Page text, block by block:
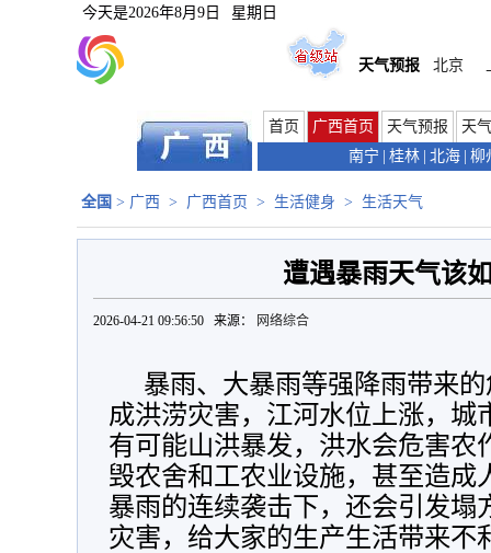
今天是2026年8月9日 星期日
天气预报 北京
首页 广西首页 天气预报
天
南宁
桂林 北海 柳
全国 > 广西 > 广西首页 > 生活健身 > 生活天气
遭遇暴雨天气该
2026-04-21 09:56:50 来源： 网络综合
暴雨、大暴雨等强降雨带来
成洪涝灾害，江河水位上涨，城
有可能山洪暴发，洪水会危害农
毁农舍和工农业设施，甚至造成
暴雨的连续袭击下，还会引发塌
灾害，给大家的生产生活带来不